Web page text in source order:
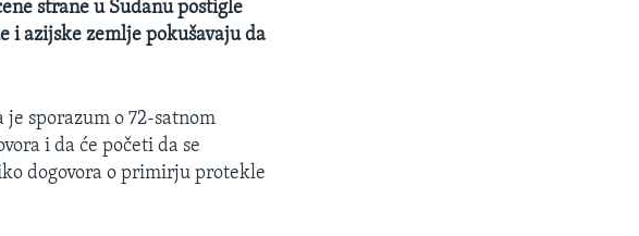
strane u Sudanu postigle
i azijske zemlje pokušavaju da
sporazum o 72-satnom
i da će početi da se
dogovora o primirju protekle